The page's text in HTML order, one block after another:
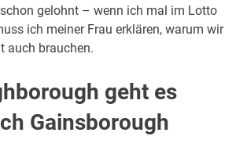
gelohnt – wenn ich mal im Lotto
ich meiner Frau erklären, warum wir
auch brauchen.
geht es
Gainsborough